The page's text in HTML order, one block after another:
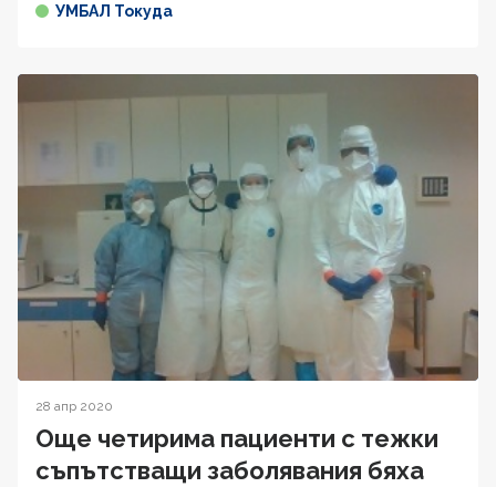
УМБАЛ Токуда
28 апр 2020
Още четирима пациенти с тежки
съпътстващи заболявания бяха